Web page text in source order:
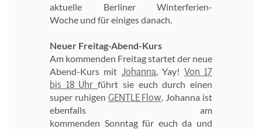
aktuelle Berliner Winterferien-
Woche und für einiges danach.
Neuer Freitag-Abend-Kurs
Am kommenden Freitag startet der neue
Abend-Kurs mit Johanna, Yay! Von 17
bis 18 Uhrführt sie euch durch einen
super ruhigen GENTLE Flow. Johanna ist
ebenfalls am
kommenden Sonntag für euch da und